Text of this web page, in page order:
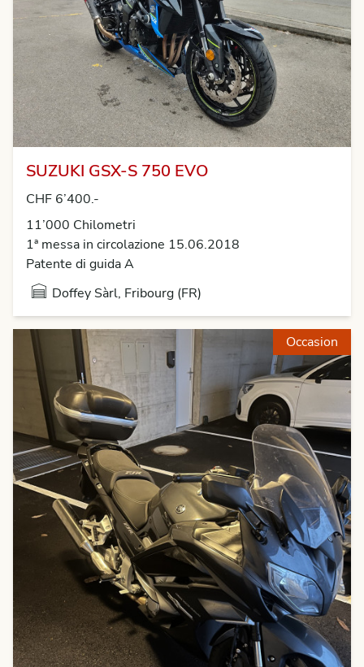
SUZUKI GSX-S 750 EVO
CHF 6’400.-
11’000 Chilometri
1ª messa in circolazione 15.06.2018
Patente di guida A
Doffey Sàrl, Fribourg (FR)
Occasion